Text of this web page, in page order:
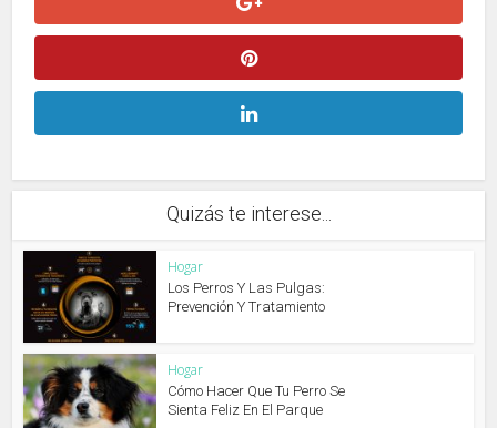
Quizás te interese...
Hogar
Los Perros Y Las Pulgas:
Prevención Y Tratamiento
Hogar
Cómo Hacer Que Tu Perro Se
Sienta Feliz En El Parque